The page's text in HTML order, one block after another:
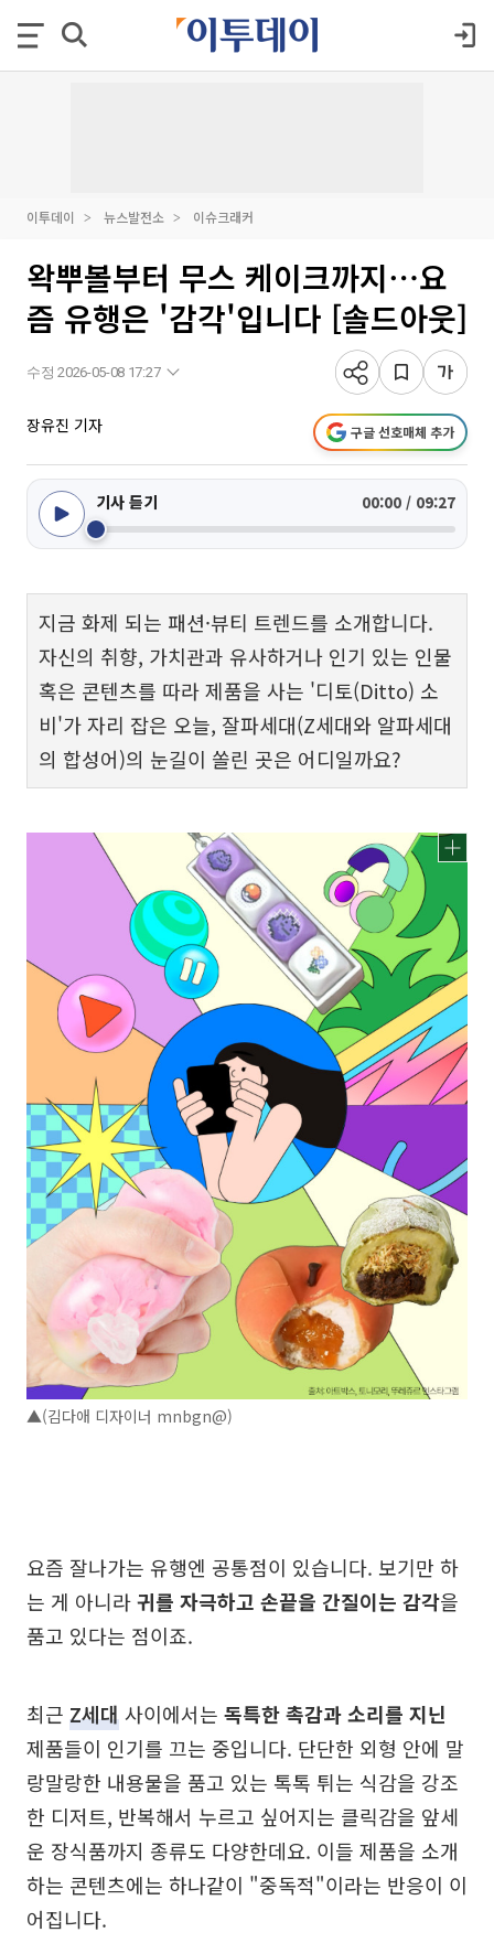
이투데이 뉴스발전소 이슈크래커
왁뿌볼부터 무스 케이크까지⋯요
즘 유행은 '감각'입니다 [솔드아웃]
수정 2026-05-08 17:27
장유진 기자 구글 선호매체 추가
기사 듣기 00:00 / 09:27
지금 화제 되는 패션·뷰티 트렌드를 소개합니다.
자신의 취향, 가치관과 유사하거나 인기 있는 인물
혹은 콘텐츠를 따라 제품을 사는 '디토(Ditto) 소
비'가 자리 잡은 오늘, 잘파세대(Z세대와 알파세대
의 합성어)의 눈길이 쏠린 곳은 어디일까요?
▲(김다애 디자이너 mnbgn@)
요즘 잘나가는 유행엔 공통점이 있습니다. 보기만 하
는 게 아니라귀를 자극하고 손끝을 간질이는 감각을
품고 있다는 점이죠.
최근 Z세대사이에서는 독특한 촉감과 소리를 지닌
제품들이 인기를 끄는 중입니다. 단단한 외형 안에 말
랑말랑한 내용물을 품고 있는 톡톡 튀는 식감을 강조
한 디저트, 반복해서 누르고 싶어지는 클릭감을 앞세
운 장식품까지 종류도 다양한데요. 이들 제품을 소개
하는 콘텐츠에는 하나같이 "중독적"이라는 반응이 이
어집니다.